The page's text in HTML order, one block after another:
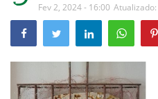
Desporto
Sobre Nós
Fev 2, 2024 - 16:00 Atualizado: